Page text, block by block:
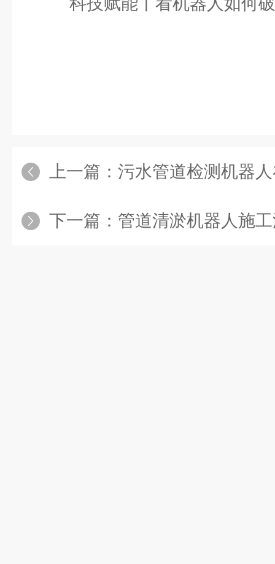
上一篇： 污水管道检测机器人在
下一篇： 管道清淤机器人施